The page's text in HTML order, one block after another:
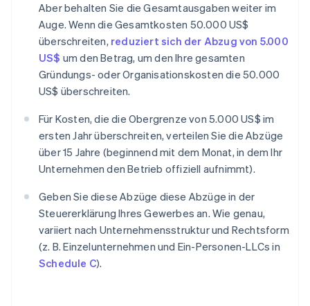
Aber behalten Sie die Gesamtausgaben weiter im
Auge. Wenn die Gesamtkosten 50.000 US$
überschreiten, reduziert sich der Abzug von 5.000
US$ um den Betrag, um den Ihre gesamten
Gründungs- oder Organisationskosten die 50.000
US$ überschreiten.
Für Kosten, die die Obergrenze von 5.000 US$ im
ersten Jahr überschreiten, verteilen Sie die Abzüge
über 15 Jahre (beginnend mit dem Monat, in dem Ihr
Unternehmen den Betrieb offiziell aufnimmt).
Geben Sie diese Abzüge diese Abzüge in der
Steuererklärung Ihres Gewerbes an. Wie genau,
variiert nach Unternehmensstruktur und Rechtsform
(z. B. Einzelunternehmen und Ein-Personen-LLCs in
Schedule C).